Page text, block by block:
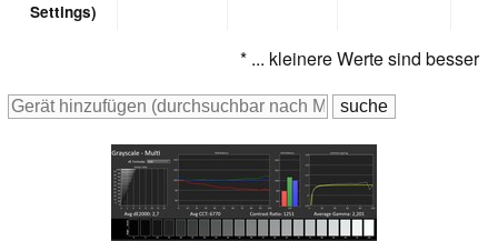
Settings)
* ... kleinere Werte sind besser